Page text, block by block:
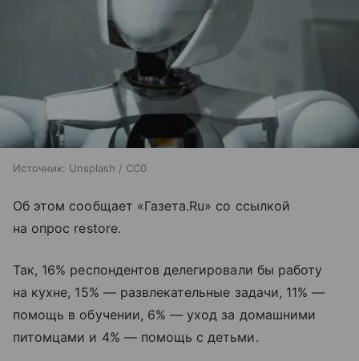
Источник: Unsplash / CC0
Об этом сообщает «Газета.Ru» со ссылкой
на опрос restore.
Так, 16% респондентов делегировали бы работу
на кухне, 15% — развлекательные задачи, 11% —
помощь в обучении, 6% — уход за домашними
питомцами и 4% — помощь с детьми.